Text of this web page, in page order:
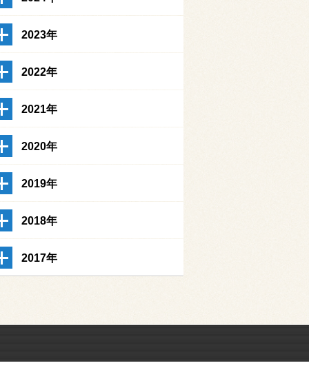
2023年
2022年
2021年
2020年
2019年
2018年
2017年